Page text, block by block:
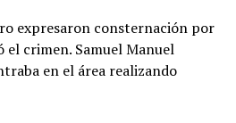
expresaron consternación por
crimen. Samuel Manuel
en el área realizando